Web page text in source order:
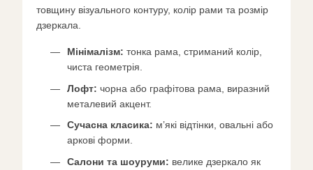
товщину візуального контуру, колір рами та розмір
дзеркала.
Мінімалізм: тонка рама, стриманий колір,
чиста геометрія.
Лофт: чорна або графітова рама, виразний
металевий акцент.
Сучасна класика: м’які відтінки, овальні або
аркові форми.
Салони та шоуруми: велике дзеркало як